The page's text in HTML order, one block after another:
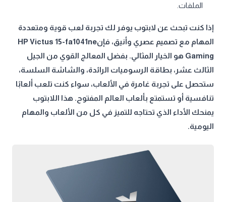
الملفات.
إذا كنت تبحث عن لابتوب يوفر لك تجربة لعب قوية ومتعددة
المهام مع تصميم عصري وأنيق، فإنHP Victus 15-fa1041ne
Gaming هو الخيار المثالي. بفضل المعالج القوي من الجيل
الثالث عشر، بطاقة الرسوميات الرائدة، والشاشة السلسة،
ستحصل على تجربة غامرة في الألعاب، سواء كنت تلعب ألعابًا
تنافسية أو تستمتع بألعاب العالم المفتوح. هذا اللابتوب
يمنحك الأداء الذي تحتاجه للتميز في كل من الألعاب والمهام
اليومية.